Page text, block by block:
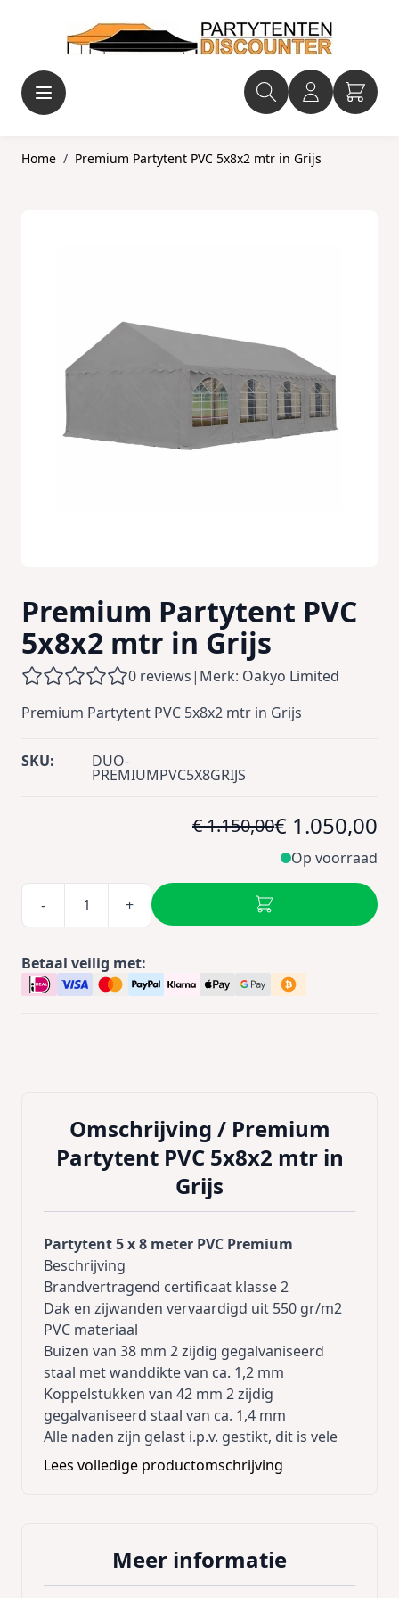
Home / Premium Partytent PVC 5x8x2 mtr in Grijs
Premium Partytent PVC
5x8x2 mtr in Grijs
0 reviews| Merk: Oakyo Limited
Premium Partytent PVC 5x8x2 mtr in Grijs
SKU: DUO-
PREMIUMPVC5X8GRIJS
€ 1.150,00€ 1.050,00
Op voorraad
- +
Betaal veilig met:
Omschrijving / Premium
Partytent PVC 5x8x2 mtr in
Grijs
Partytent 5 x 8 meter PVC Premium
Beschrijving
Brandvertragend certificaat klasse 2
Dak en zijwanden vervaardigd uit 550 gr/m2
PVC materiaal
Buizen van 38 mm 2 zijdig gegalvaniseerd
staal met wanddikte van ca. 1,2 mm
Koppelstukken van 42 mm 2 zijdig
gegalvaniseerd staal van ca. 1,4 mm
Alle naden zijn gelast i.p.v. gestikt, dit is vele
malen sterker
Rondboogvensters vervaardigd uit EXTRA
GRONDFRAME, deze kan naar wens in
gedeelten worden weggelaten bij bv de
Lees volledige productomschrijving
Meer informatie